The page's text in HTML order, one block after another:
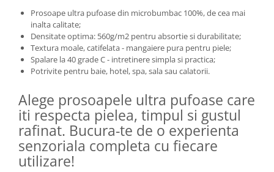
Prosoape ultra pufoase din microbumbac 100%, de cea mai
inalta calitate;
Densitate optima: 560g/m2 pentru absortie si durabilitate;
Textura moale, catifelata - mangaiere pura pentru piele;
Spalare la 40 grade C - intretinere simpla si practica;
Potrivite pentru baie, hotel, spa, sala sau calatorii.
Alege prosoapele ultra pufoase care
iti respecta pielea, timpul si gustul
rafinat. Bucura-te de o experienta
senzoriala completa cu fiecare
utilizare!